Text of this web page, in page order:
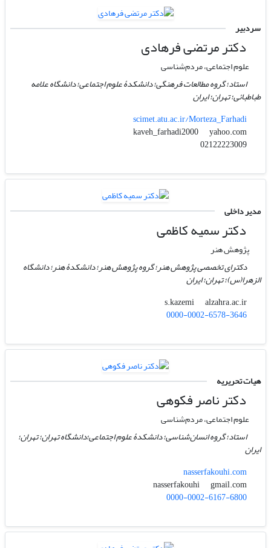
سردبیر
دکتر مرتضی فرهادی
علوم اجتماعی، مردم‌شناسی
استاد؛ گروه مطالعات فرهنگی؛ دانشکدۀ علوم اجتماعی؛ دانشگاه علامه
طباطبائی؛ تهران؛ ایران
scimet.atu.ac.ir/Morteza_Farhadi
kaveh_farhadi2000
yahoo.com
02122223009
مدیر داخلی
دکتر سمیه کاظمی
پژوهش هنر
دکترای تخصصی پژوهش هنر؛ گروه پژوهش هنر؛ دانشکدۀ هنر؛ دانشگاه
الزهرا(س)؛ تهران؛ ایران
s.kazemi
alzahra.ac.ir
0000-0002-6578-3646
هیات تحریریه
دکتر ناصر فکوهی
علوم اجتماعی، مردم‌شناسی
استاد؛ گروه انسان‌شناسی؛ دانشکدۀ علوم اجتماعی؛دانشگاه تهران؛ تهران؛
ایران
nasserfakouhi.com
nasserfakouhi
gmail.com
0000-0002-6167-6800